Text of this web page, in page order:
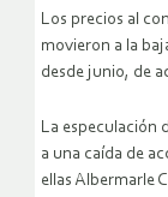
Los precios al
movieron a la
desde junio, de
La especulación
a una caída de
ellas Albermarle